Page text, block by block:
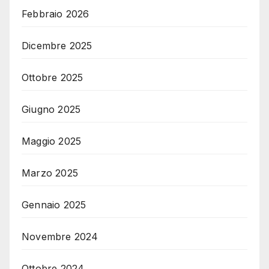
Febbraio 2026
Dicembre 2025
Ottobre 2025
Giugno 2025
Maggio 2025
Marzo 2025
Gennaio 2025
Novembre 2024